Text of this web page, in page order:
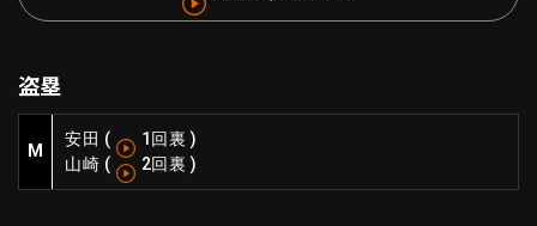
ファーム中地区
ファーム西地区
北海道日本ハムファイターズ
東北楽天ゴールデンイーグルス
ニュース
盗塁
M
安田 ( 1回裏 )
山崎 ( 2回裏 )